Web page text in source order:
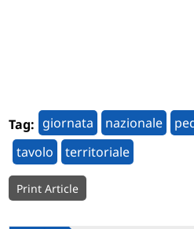
Tag: giornata nazionale
tavolo
territoriale
Print Article